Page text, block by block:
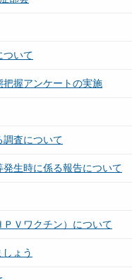
ついて
把握アンケートの実施
査について
生時に係る報告について
Ｖワクチン）について
ょう